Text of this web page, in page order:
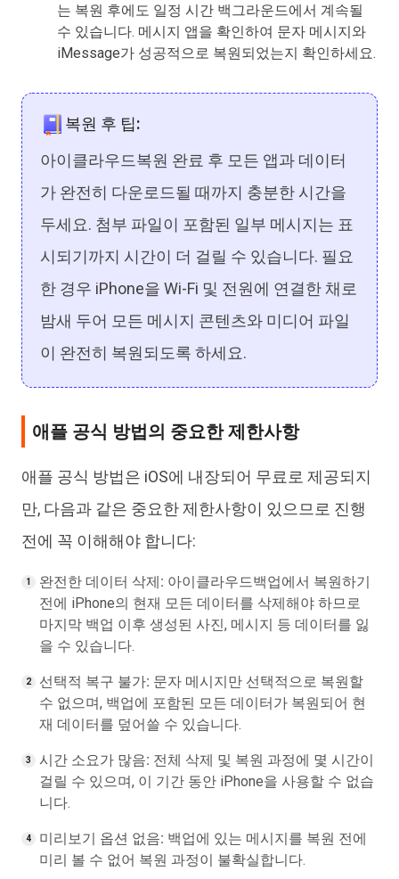
는 복원 후에도 일정 시간 백그라운드에서 계속될
수 있습니다. 메시지 앱을 확인하여 문자 메시지와
iMessage가 성공적으로 복원되었는지 확인하세요.
복원 후 팁:
아이클라우드복원 완료 후 모든 앱과 데이터
가 완전히 다운로드될 때까지 충분한 시간을
두세요. 첨부 파일이 포함된 일부 메시지는 표
시되기까지 시간이 더 걸릴 수 있습니다. 필요
한 경우 iPhone을 Wi-Fi 및 전원에 연결한 채로
밤새 두어 모든 메시지 콘텐츠와 미디어 파일
이 완전히 복원되도록 하세요.
애플 공식 방법의 중요한 제한사항
애플 공식 방법은 iOS에 내장되어 무료로 제공되지
만, 다음과 같은 중요한 제한사항이 있으므로 진행
전에 꼭 이해해야 합니다:
완전한 데이터 삭제: 아이클라우드백업에서 복원하기
전에 iPhone의 현재 모든 데이터를 삭제해야 하므로
마지막 백업 이후 생성된 사진, 메시지 등 데이터를 잃
을 수 있습니다.
선택적 복구 불가: 문자 메시지만 선택적으로 복원할
수 없으며, 백업에 포함된 모든 데이터가 복원되어 현
재 데이터를 덮어쓸 수 있습니다.
시간 소요가 많음: 전체 삭제 및 복원 과정에 몇 시간이
걸릴 수 있으며, 이 기간 동안 iPhone을 사용할 수 없습
니다.
미리보기 옵션 없음: 백업에 있는 메시지를 복원 전에
미리 볼 수 없어 복원 과정이 불확실합니다.